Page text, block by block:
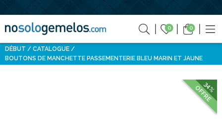
0 0
DÉBUT
CATALOGUE
BOUTONS DE MANCHETTE PASSEMENTERIE BLEU MARIN ET JAUNE
34%
OFFRE